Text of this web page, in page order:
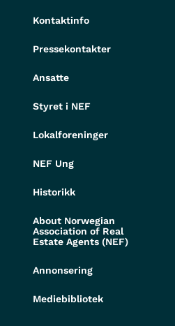
Kontaktinfo
Pressekontakter
Ansatte
Styret i NEF
Lokalforeninger
NEF Ung
Historikk
About Norwegian
Association of Real
Estate Agents (NEF)
Annonsering
Mediebibliotek